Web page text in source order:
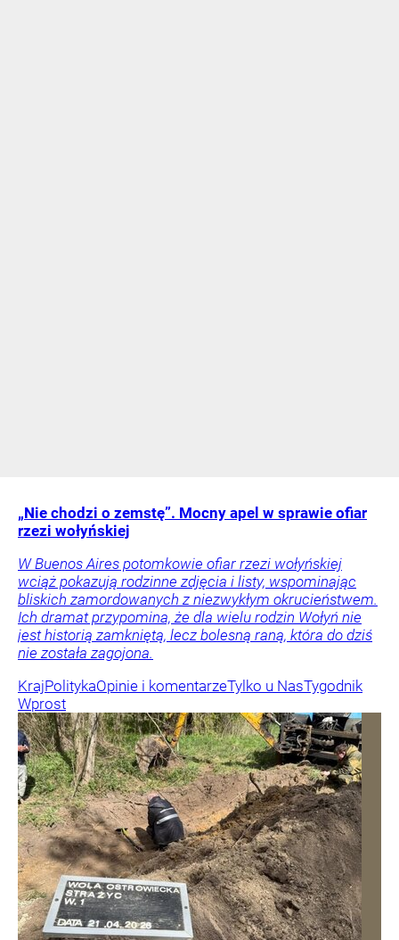
„Nie chodzi o zemstę”. Mocny apel w sprawie ofiar
rzezi wołyńskiej
W Buenos Aires potomkowie ofiar rzezi wołyńskiej
wciąż pokazują rodzinne zdjęcia i listy, wspominając
bliskich zamordowanych z niezwykłym okrucieństwem.
Ich dramat przypomina, że dla wielu rodzin Wołyń nie
jest historią zamkniętą, lecz bolesną raną, która do dziś
nie została zagojona.
KrajPolitykaOpinie i komentarzeTylko u NasTygodnik
Wprost